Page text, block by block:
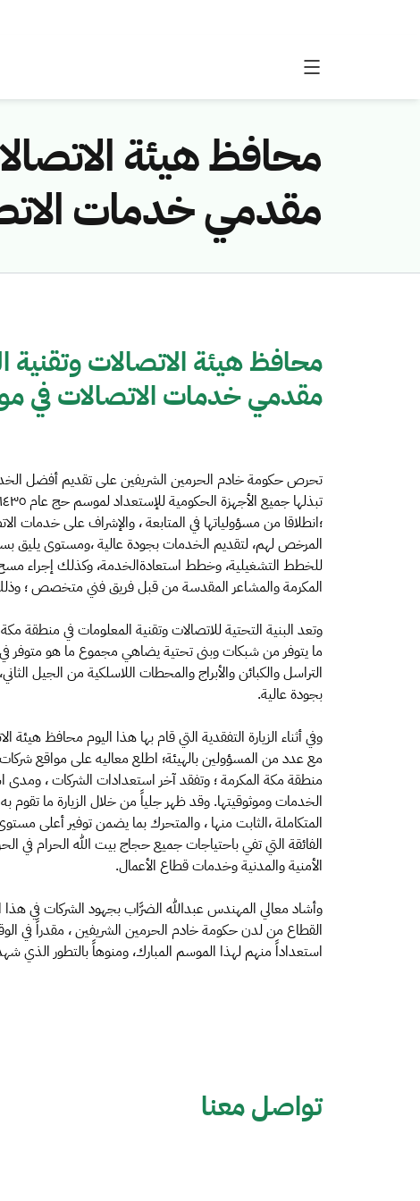
محافظ هيئة
مقدمي خدمات
محافظ هيئة الاتصالات
مقدمي خدمات الاتصالات في
تحرص حكومة خادم الحرمين الشريفين على تقديم أفضل
؛انطلاقا من مسؤولياتها في المتابعة ، والإشراف على خدمات
المرخص لهم، لتقديم الخدمات بجودة عالية ،ومستوى يليق
للخطط التشغيلية، وخطط استعادةالخدمة، وكذلك إجراء
المكرمة والمشاعر المقدسة من قبل فريق فني متخصص ؛
وتعد البنية التحتية للاتصالات وتقنية المعلومات في
ما يتوفر من شبكات وبنى تحتية يضاهي مجموع ما هو متوفر
التراسل والكبائن والأبراج والمحطات اللاسلكية من الجيل
بجودة عالية.
وفي أثناء الزيارة التفقدية التي قام بها هذا اليوم محافظ
مع عدد من المسؤولين بالهيئة؛ اطلع معاليه على مواقع
منطقة مكة المكرمة ؛ وتفقد آخر استعدادات الشركات ، ومدى
الخدمات وموثوقيتها. وقد ظهر جلياً من خلال الزيارة ما تقوم
المتكاملة ،الثابت منها ، والمتحرك بما يضمن توفير أعلى
الفائقة التي تفي باحتياجات جميع حجاج بيت الله الحرام في
الأمنية والمدنية وخدمات قطاع الأعمال.
وأشاد معالي المهندس عبدالله الضرَّاب بجهود الشركات في
القطاع من لدن حكومة خادم الحرمين الشريفين ، مقدراً في
استعداداً منهم لهذا الموسم المبارك، ومنوهاً بالتطور الذي
تواصل معنا